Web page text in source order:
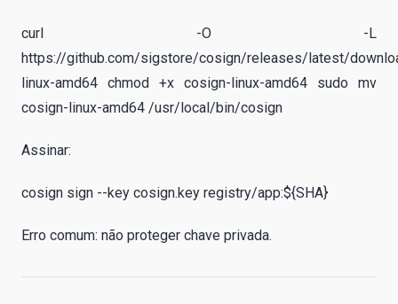
curl -O -L
https://github.com/sigstore/cosign/releases/latest/
linux-amd64 chmod +x cosign-linux-amd64 sudo mv
cosign-linux-amd64 /usr/local/bin/cosign
Assinar:
cosign sign --key cosign.key registry/app:${SHA}
Erro comum: não proteger chave privada.